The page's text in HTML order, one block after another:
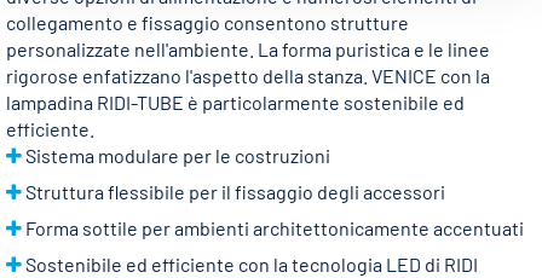
collegamento e fissaggio consentono strutture
personalizzate nell'ambiente. La forma puristica e le linee
rigorose enfatizzano l'aspetto della stanza. VENICE con la
lampadina RIDI-TUBE è particolarmente sostenibile ed
efficiente.
Sistema modulare per le costruzioni
Struttura flessibile per il fissaggio degli accessori
Forma sottile per ambienti architettonicamente accentuati
Sostenibile ed efficiente con la tecnologia LED di RIDI